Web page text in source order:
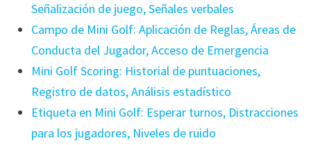
Señalización de juego, Señales verbales
Campo de Mini Golf: Aplicación de Reglas, Áreas de
Conducta del Jugador, Acceso de Emergencia
Mini Golf Scoring: Historial de puntuaciones,
Registro de datos, Análisis estadístico
Etiqueta en Mini Golf: Esperar turnos, Distracciones
para los jugadores, Niveles de ruido